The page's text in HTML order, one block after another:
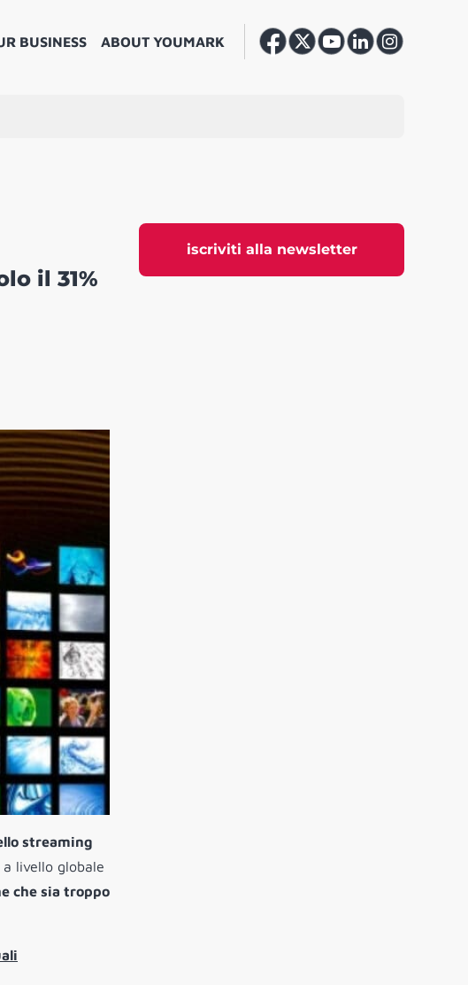
BUSINESS ABOUT YOUMARK
iscriviti alla newsletter
il 31%
streaming
livello globale
che sia troppo